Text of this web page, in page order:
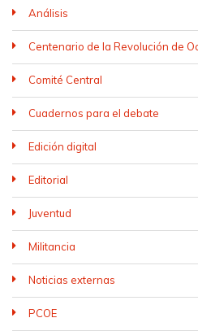
Análisis
Centenario de la Revolución de
Comité Central
Cuadernos para el debate
Edición digital
Editorial
Juventud
Militancia
Noticias externas
PCOE